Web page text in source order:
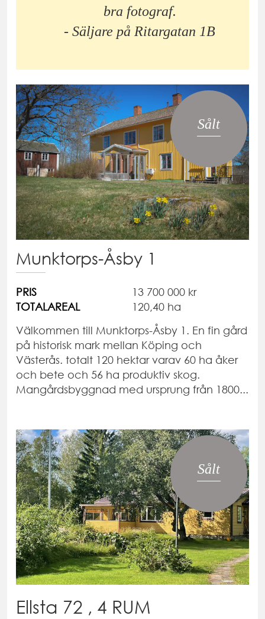
bra fotograf.
- Säljare på Ritargatan 1B
Sålt
Munktorps-Åsby 1
PRIS
13 700 000 kr
TOTALAREAL
120,40 ha
Välkommen till Munktorps-Åsby 1. En fin gård
på historisk mark mellan Köping och
Västerås. totalt 120 hektar varav 60 ha åker
och bete och 56 ha produktiv skog.
Mangårdsbyggnad med ursprung från 1800...
Sålt
Ellsta 72 , 4 RUM